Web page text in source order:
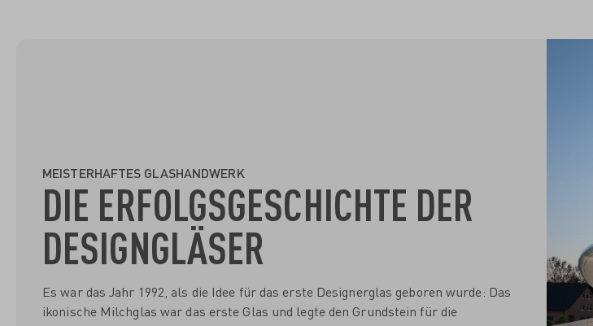
MEISTERHAFTES GLASHANDWERK
DIE ERFOLGSGESCHICHTE DER
DESIGNGLÄSER
Es war das Jahr 1992, als die Idee für das erste Designerglas geboren wurde: Das
ikonische Milchglas war das erste Glas und legte den Grundstein für die